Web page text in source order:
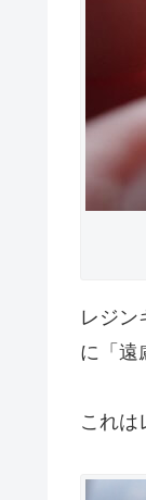
レジン
に「遠
これは